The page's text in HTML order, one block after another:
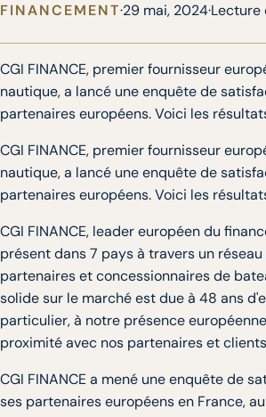
FINANCEMENT·29 mai, 2024·Lecture
CGI FINANCE, premier fournisseur
nautique, a lancé une enquête de
partenaires européens. Voici les
CGI FINANCE, premier fournisseur
nautique, a lancé une enquête de
partenaires européens. Voici les
CGI FINANCE, leader européen du
présent dans 7 pays à travers un
partenaires et concessionnaires de
solide sur le marché est due à 48 ans
particulier, à notre présence
proximité avec nos partenaires et
CGI FINANCE a mené une enquête de
ses partenaires européens en France,